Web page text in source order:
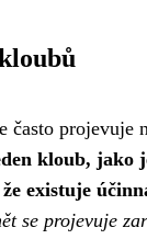
často
kloub, jako
existuje
se projevuje